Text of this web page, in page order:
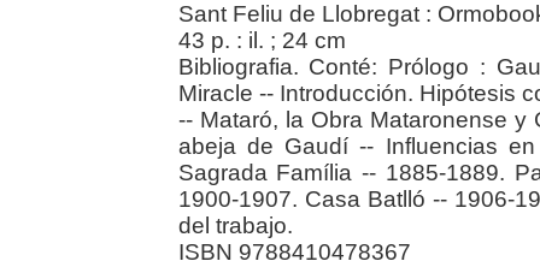
Sant Feliu de Llobregat :
43 p. : il. ; 24 cm
Bibliografia. Conté: Prólogo :
Miracle -- Introducción. Hipótesis
-- Mataró, la Obra Mataronense
abeja de Gaudí -- Influencias
Sagrada Família -- 1885-1889.
1900-1907. Casa Batlló -- 1906-
del trabajo.
ISBN 9788410478367